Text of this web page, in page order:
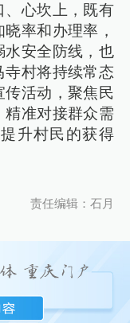
、心坎上，既有
率和办理率，
水安全防线，也
村将持续常态
活动，聚焦民
准对接群众需
升村民的获得
责任编辑：石月